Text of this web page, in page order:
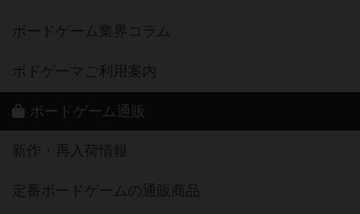
ボードゲーム業界コラム
ボドゲーマご利用案内
ボードゲーム通販
新作・再入荷情報
定番ボードゲームの通販商品